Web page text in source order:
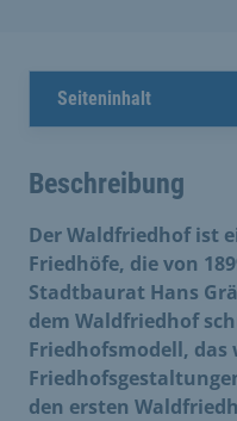
Seiteninhalt
Beschreibung
Der Waldfriedhof ist
Friedhöfe, die von
Stadtbaurat Hans
dem Waldfriedhof
Friedhofsmodell, das
den ersten